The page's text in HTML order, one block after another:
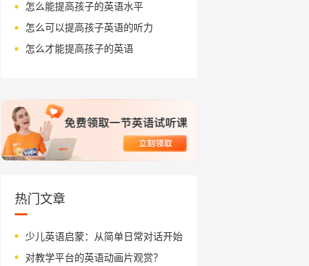
怎么能提高孩子的英语水平
怎么可以提高孩子英语的听力
怎么才能提高孩子的英语
热门文章
少儿英语启蒙：从简单日常对话开始
对教学平台的英语动画片观赏？